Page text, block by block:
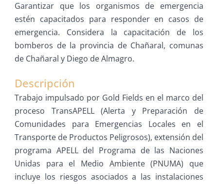
Garantizar que los organismos de emergencia
estén capacitados para responder en casos de
emergencia. Considera la capacitación de los
bomberos de la provincia de Chañaral, comunas
de Chañaral y Diego de Almagro.
Descripción
Trabajo impulsado por Gold Fields en el marco del
proceso TransAPELL (Alerta y Preparación de
Comunidades para Emergencias Locales en el
Transporte de Productos Peligrosos), extensión del
programa APELL del Programa de las Naciones
Unidas para el Medio Ambiente (PNUMA) que
incluye los riesgos asociados a las instalaciones